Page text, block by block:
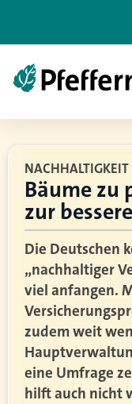
NACHHALTIGKEIT
Bäume zu
zur
Die Deutschen
„nachhaltiger
viel anfangen.
zudem weit
eine Umfrage
hilft auch nicht